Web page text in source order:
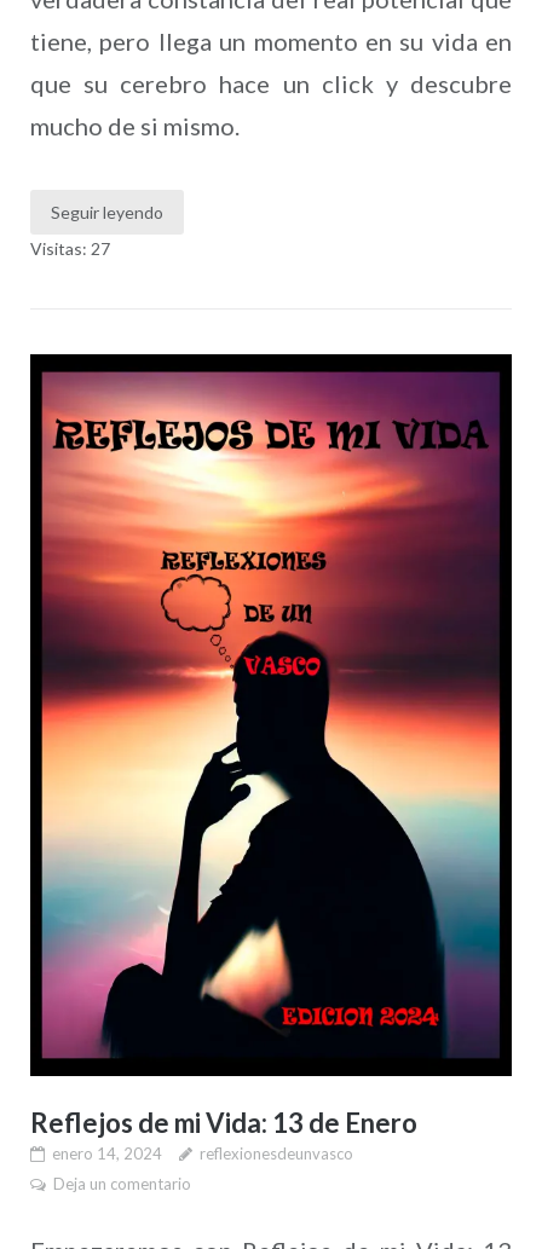
tiene, pero llega un momento en su vida en
que su cerebro hace un click y descubre
mucho de si mismo.
Seguir leyendo
Visitas: 27
Reflejos de mi Vida: 13 de Enero
enero 14, 2024
reflexionesdeunvasco
Deja un comentario